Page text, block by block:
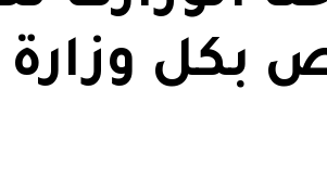
بكل وزارة